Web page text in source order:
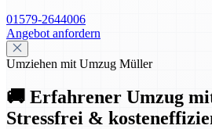
01579-2644006
Angebot anfordern
Umziehen mit Umzug Müller
🚚 Erfahrener Umzug
Stressfrei &